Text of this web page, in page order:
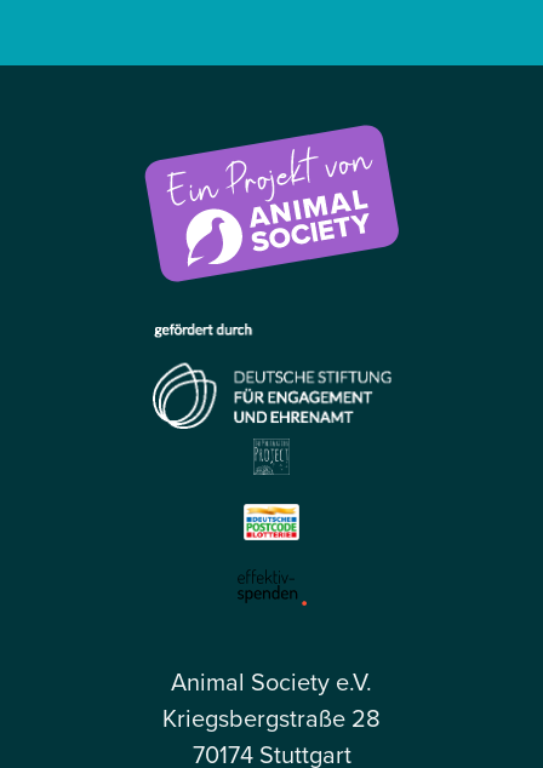
Animal Society e.V.
Kriegsbergstraße 28
70174 Stuttgart